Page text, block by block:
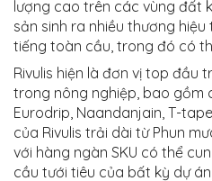
lượng cao trên các vùng đất
sản sinh ra nhiều thương
tiếng toàn cầu, trong đó có
Rivulis hiện là đơn vị top đầu
trong nông nghiệp, bao gồm
Eurodrip, Naandanjain, T-
của Rivulis trải dài từ Phun
với hàng ngàn SKU có thể
cầu tưới tiêu của bất kỳ dự